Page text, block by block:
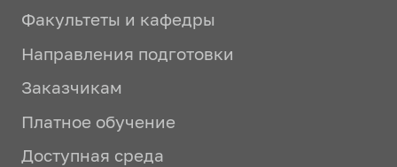
Факультеты и кафедры
Направления подготовки
Заказчикам
Платное обучение
Доступная среда